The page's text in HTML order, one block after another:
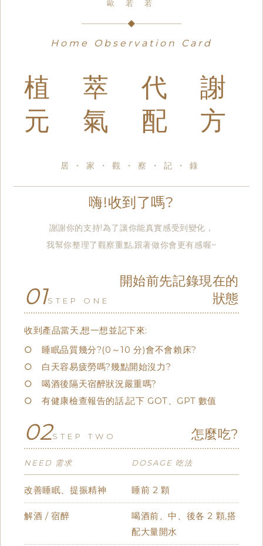
歐 若 若
◆
Home Observation Card
植 萃 代 謝
元 氣 配 方
居・家・觀・察・記・錄
嗨!收到了嗎?
謝謝你的支持!為了讓你能真實感受到變化，
我幫你整理了觀察重點,跟著做你會更有感喔~
01STEP ONE
開始前先記錄現在的
狀態
收到產品當天,想一想並記下來:
○ 睡眠品質幾分?(0～10 分)會不會賴床?
○ 白天容易疲勞嗎?幾點開始沒力?
○ 喝酒後隔天宿醉狀況嚴重嗎?
○ 有健康檢查報告的話,記下 GOT、GPT 數值
02STEP TWO 怎麼吃?
NEED 需求 DOSAGE 吃法
改善睡眠、提振精神 睡前 2 顆
解酒 / 宿醉
喝酒前、中、後各 2 顆,搭
配大量開水